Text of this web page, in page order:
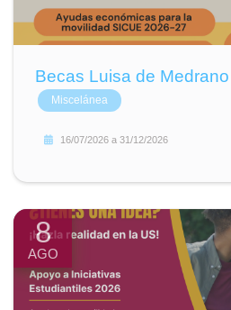
Becas Luisa de Medrano
Miscelánea
16/07/2026 a 31/12/2026
8
AGO